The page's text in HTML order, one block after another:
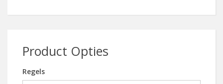
Product Opties
Regels